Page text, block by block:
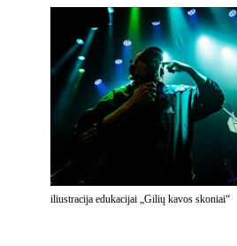
iliustracija edukacijai „Gilių kavos skoniai“